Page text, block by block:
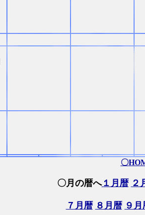
〇
〇月の暦へ１月暦 ２
７月暦 ８月暦 ９月